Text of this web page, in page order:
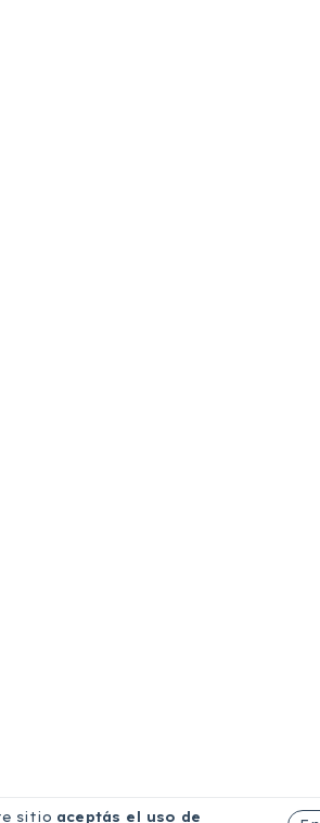
sitio aceptás el uso de